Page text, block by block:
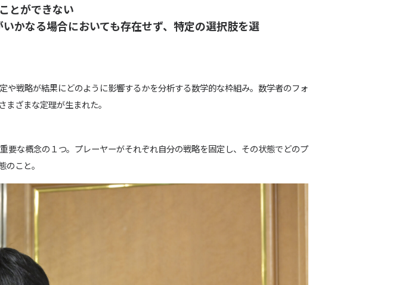
とができない
いかなる場合においても存在せず、特定の選択肢を選
戦略が結果にどのように影響するかを分析する数学的な枠組み。数学者のフォ
ざまな定理が生まれた。
な概念の１つ。プレーヤーがそれぞれ自分の戦略を固定し、その状態でどのプ
こと。